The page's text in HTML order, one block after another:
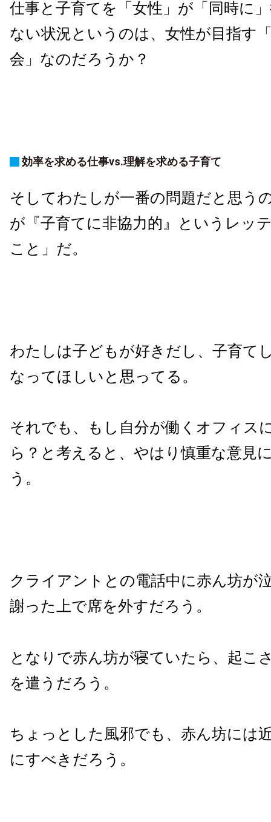
仕事と子育てを「女性」が「同時に
ない状況というのは、女性が目指す
会」なのだろうか？
効率を求める仕事vs.理解を求める子育て
そしてわたしが一番の問題だと思う
が『子育てに非協力的』というレッ
こと」だ。
わたしは子どもが好きだし、子育て
なってほしいと思ってる。
それでも、もし自分が働くオフィス
ら？と考えると、やはり慎重な意見
う。
クライアントとの電話中に赤ん坊が
謝った上で席を外すだろう。
となりで赤ん坊が寝ていたら、起こ
を遣うだろう。
ちょっとした風邪でも、赤ん坊には
にすべきだろう。